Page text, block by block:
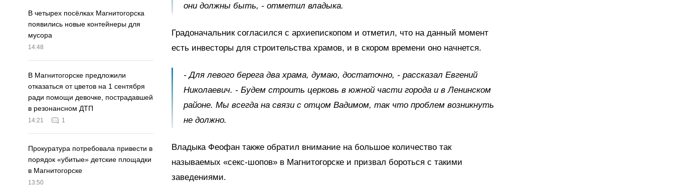
В четырех посёлках Магнитогорска
появились новые контейнеры для
мусора
14:48
В Магнитогорске предложили
отказаться от цветов на 1 сентября
ради помощи девочке, пострадавшей
в резонансном ДТП
14:21 1
Прокуратура потребовала привести в
порядок «убитые» детские площадки
в Магнитогорске
13:50
они должны быть, - отметил владыка.
Градоначальник согласился с архиепископом и отметил, что на данный момент
есть инвесторы для строительства храмов, и в скором времени оно начнется.
- Для левого берега два храма, думаю, достаточно, - рассказал Евгений
Николаевич. - Будем строить церковь в южной части города и в Ленинском
районе. Мы всегда на связи с отцом Вадимом, так что проблем возникнуть
не должно.
Владыка Феофан также обратил внимание на большое количество так
называемых «секс-шопов» в Магнитогорске и призвал бороться с такими
заведениями.